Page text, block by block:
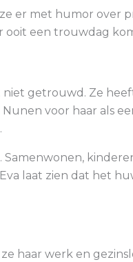
er met humor over
een trouwdag
niet getrouwd. Ze
voor haar als
Samenwonen,
laat zien dat het
haar werk en